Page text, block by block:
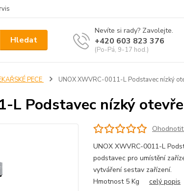
Hledat
Nevíte si rady? Zavolejte.
+420 603 823 376
(Po-Pá, 9-17 hod.)
PECE UNOX XWVRC-0011-L Podstavec nízký
L Podstavec nízký
UNOX XWVRC-0011-L
podstavec pro umístění
vytváření sestav zařízení.
Hmotnost 5 Kg celý popis